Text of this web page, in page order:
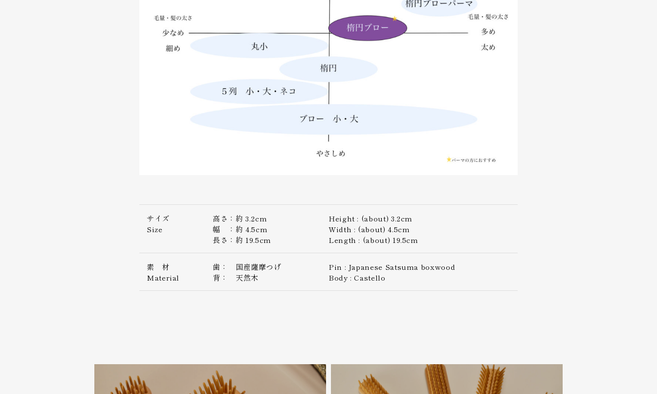
サイズ
Size
高さ：約 3.2cm
幅 ：約 4.5cm
長さ：約 19.5cm
Height : (about) 3.2cm
Width : (about) 4.5cm
Length : (about) 19.5cm
素 材
Material
歯： 国産薩摩つげ
背： 天然木
Pin : Japanese Satsuma boxwood
Body : Castello